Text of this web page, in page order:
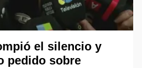
el silencio y
pedido sobre